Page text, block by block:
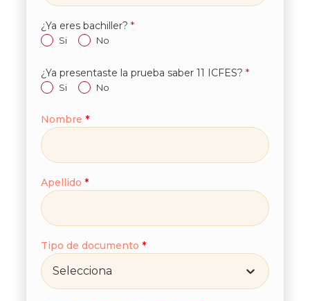
¿Ya eres bachiller? *
Si No
¿Ya presentaste la prueba saber 11 ICFES? *
Si No
Nombre *
Apellido *
Tipo de documento *
Selecciona